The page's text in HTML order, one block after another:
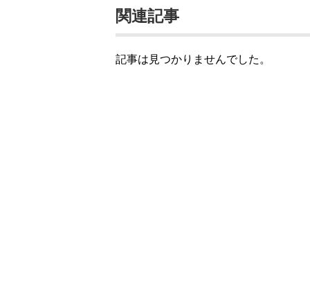
関連記事
記事は見つかりませんでした。